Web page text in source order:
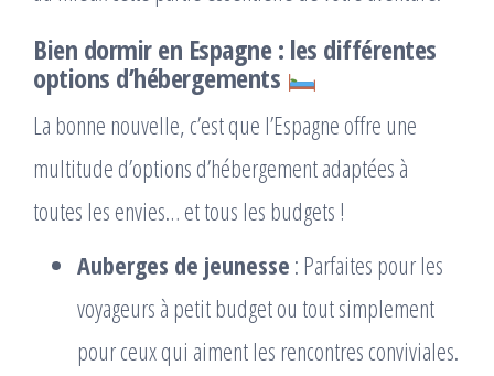
Bien dormir en Espagne : les différentes
options d’hébergements
La bonne nouvelle, c’est que l’Espagne offre une
multitude d’options d’hébergement adaptées à
toutes les envies… et tous les budgets !
Auberges de jeunesse : Parfaites pour les
voyageurs à petit budget ou tout simplement
pour ceux qui aiment les rencontres conviviales.